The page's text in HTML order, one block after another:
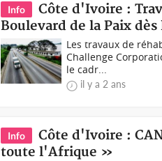
Info
Côte d'Ivoire :
Boulevard de la Paix
Les travaux de
Challenge
le cadr...
il y a 2 ans
Info
Côte d'Ivoire :
toute l'Afrique »